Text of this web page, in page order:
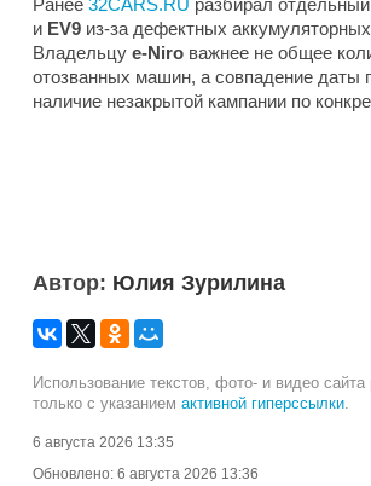
Ранее 32CARS.RU разбирал
и EV9 из-за дефектных
Владельцу e-Niro важнее не общее
отозванных машин, а совпадение даты
наличие незакрытой кампании по
Автор: Юлия Зурилина
Использование текстов, фото- и видео сайта
только с указанием активной гиперссылки.
6 августа 2026 13:35
Обновлено: 6 августа 2026 13:36